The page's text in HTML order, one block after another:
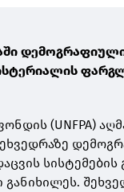
(UNFPA)